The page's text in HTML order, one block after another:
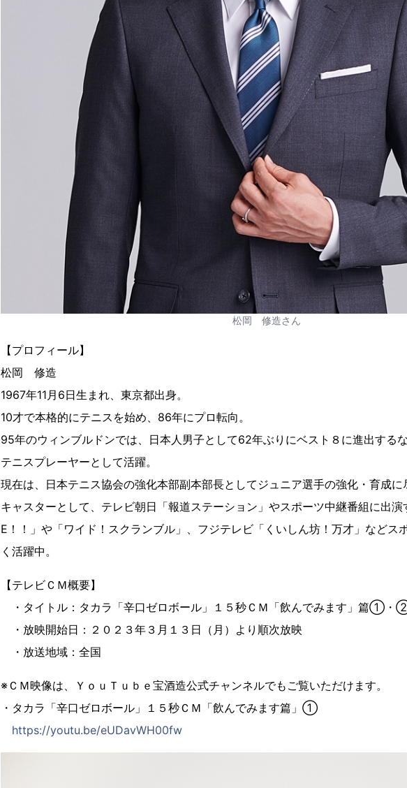
松岡 修造さん
【プロフィール】
松岡 修造
1967年11月6日生まれ、東京都出身。
10才で本格的にテニスを始め、86年にプロ転向。
95年のウィンブルドンでは、日本人男子として62年ぶりにベスト８に進出する
テニスプレーヤーとして活躍。
現在は、日本テニス協会の強化本部副本部長としてジュニア選手の強化・育成
キャスターとして、テレビ朝日「報道ステーション」やスポーツ中継番組に出
E！！」や「ワイド！スクランブル」、フジテレビ「くいしん坊！万才」などス
く活躍中。
【テレビＣＭ概要】
・タイトル：タカラ「辛口ゼロボール」１５秒ＣＭ「飲んでみます」篇①・
・放映開始日：２０２３年３月１３日（月）より順次放映
・放送地域：全国
※ＣＭ映像は、ＹｏｕＴｕｂｅ宝酒造公式チャンネルでもご覧いただけます。
・タカラ「辛口ゼロボール」１５秒ＣＭ「飲んでみます篇」①
https://youtu.be/eUDavWH00fw